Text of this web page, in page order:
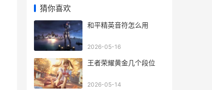
猜你喜欢
和平精英音符怎么用
2026-05-16
王者荣耀黄金几个段位
2026-05-14